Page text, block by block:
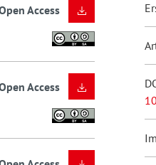
Access
Access